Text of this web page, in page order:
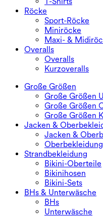
Röcke
Sport-Röcke
Miniröcke
Maxi- &
Overalls
Overalls
Kurzoveralls
Große Größen
Große Größen
Große Größen
Große Größen
Jacken &
Jacken &
Oberbekleidung
Strandbekleidung
Bikini-Oberteile
Bikinihosen
Bikini-Sets
BHs & Unterwäsche
BHs
Unterwäsche